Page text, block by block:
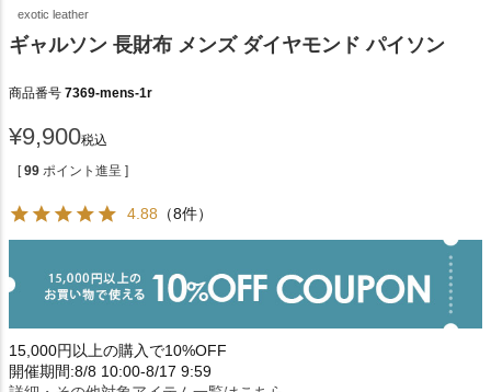
exotic leather
ギャルソン 長財布 メンズ ダイヤモンド パイソン
商品番号 7369-mens-1r
¥9,900税込
[ 99 ポイント進呈 ]
4.88 （8件）
15,000円以上の購入で10%OFF
開催期間:8/8 10:00-8/17 9:59